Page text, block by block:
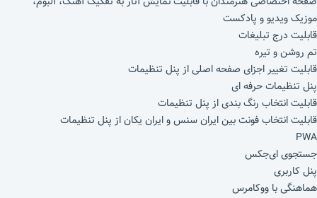
موزیک ویدیو و پادکست
قابلیت درج تبلیغات
تم روشن و تیره
قابلیت تغییر اجزای صفحه اصلی از پنل تنظیمات
پنل تنظیمات حرفه ای
قابلیت انتخاب رنگ بندی از پنل تنظیمات
قابلیت انتخاب فونت بین ایران سنس و ایران یکان از پنل تنظیمات
PWA
جستجوی ای‌جکس
پنل کاربری
هماهنگی با ووکامرس